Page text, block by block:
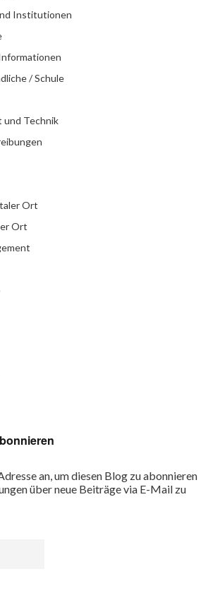
Institutionen
/ Schule
und Technik
Ort
Ort
an, um diesen Blog zu abonnieren
über neue Beiträge via E-Mail zu